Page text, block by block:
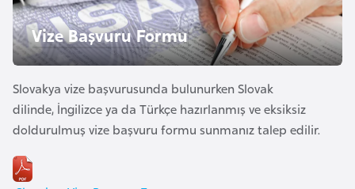
V
i
z
e
İ
ş
l
ş
i
Vize Başvuru Formu
Slovakya vize başvurusunda bulunurken Slovak
dilinde, İngilizce ya da Türkçe hazırlanmış ve eksiksiz
doldurulmuş vize başvuru formu sunmanız talep edilir.
A
v
u
t
u
y
a